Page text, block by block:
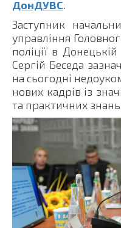
ДонДУВС.
Заступник
управління
поліції в
Сергій Беседа
на сьогодні
нових кадрів із
та практичних